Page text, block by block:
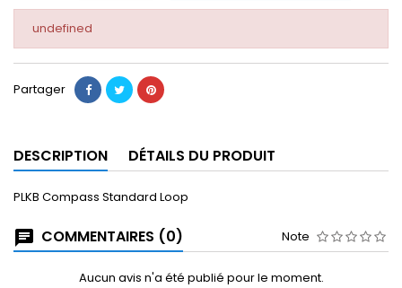
undefined
Partager
DESCRIPTION DÉTAILS DU PRODUIT
PLKB Compass Standard Loop
COMMENTAIRES (0) Note
Aucun avis n'a été publié pour le moment.